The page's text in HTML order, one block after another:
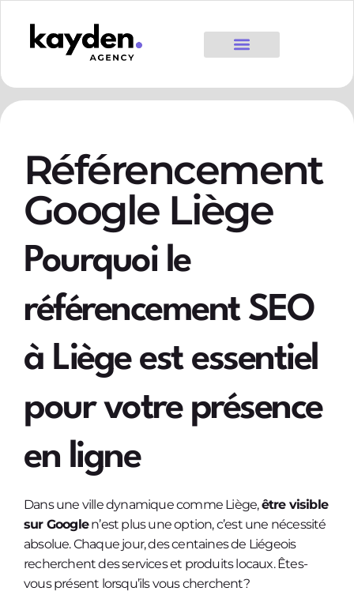
Référencement
Google Liège
Pourquoi le
référencement SEO
à Liège est essentiel
pour votre présence
en ligne
Dans une ville dynamique comme Liège,être visible
sur Googlen’est plus une option, c’est une nécessité
absolue. Chaque jour, des centaines de Liégeois
recherchent des services et produits locaux. Êtes-
vous présent lorsqu’ils vous cherchent?